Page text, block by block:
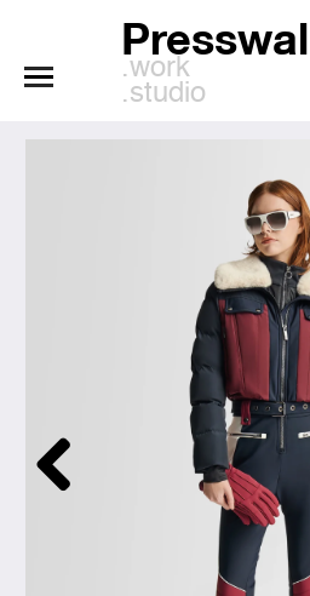
Presswall
.work
.studio